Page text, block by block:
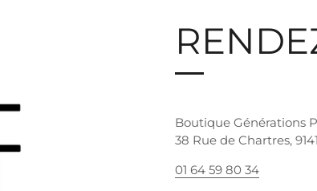
Boutique Générations
38 Rue de Chartres,
01 64 59 80 34